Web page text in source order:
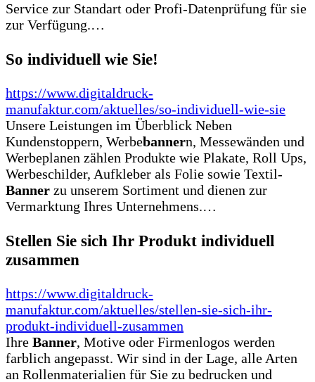
Service zur Standart oder Profi-Datenprüfung für sie
zur Verfügung.…
So individuell wie Sie!
https://www.digitaldruck-
manufaktur.com/aktuelles/so-individuell-wie-sie
Unsere Leistungen im Überblick Neben
Kundenstoppern, Werbebannern, Messewänden und
Werbeplanen zählen Produkte wie Plakate, Roll Ups,
Werbeschilder, Aufkleber als Folie sowie Textil-
Banner zu unserem Sortiment und dienen zur
Vermarktung Ihres Unternehmens.…
Stellen Sie sich Ihr Produkt individuell
zusammen
https://www.digitaldruck-
manufaktur.com/aktuelles/stellen-sie-sich-ihr-
produkt-individuell-zusammen
Ihre Banner, Motive oder Firmenlogos werden
farblich angepasst. Wir sind in der Lage, alle Arten
an Rollenmaterialien für Sie zu bedrucken und